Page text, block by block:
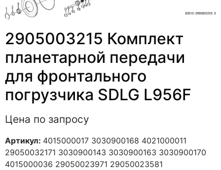
2905003215 Комплект
планетарной передачи
для фронтального
погрузчика SDLG L956F
Цена по запросу
Артикул: 4015000017 3030900168 4021000011
29050032171 3030900143 3030900163 3030900170
4015000036 29050023971 29050023581